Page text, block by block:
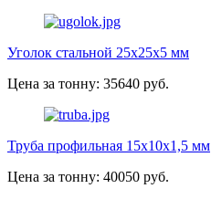
Уголок стальной 25х25х5 мм
Цена за тонну: 35640 руб.
Труба профильная 15х10х1,5 мм
Цена за тонну: 40050 руб.